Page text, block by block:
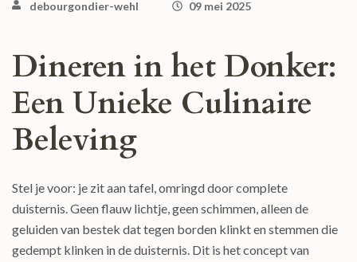
debourgondier-wehl 09 mei 2025
Dineren in het Donker:
Een Unieke Culinaire
Beleving
Stel je voor: je zit aan tafel, omringd door complete
duisternis. Geen flauw lichtje, geen schimmen, alleen de
geluiden van bestek dat tegen borden klinkt en stemmen die
gedempt klinken in de duisternis. Dit is het concept van